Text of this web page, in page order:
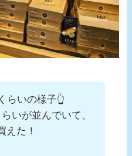
らいの様子👆
いが並んでいて、
えた！